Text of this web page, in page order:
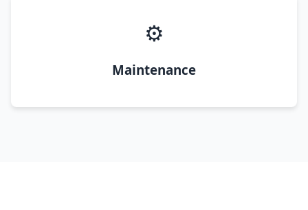
⚙️
Maintenance